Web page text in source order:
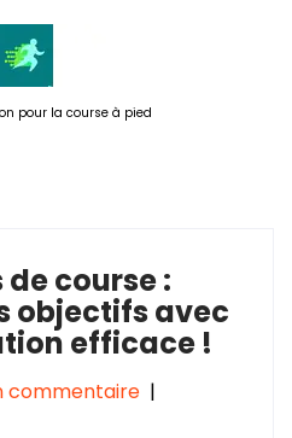
pour la course à pied
course :
objectifs avec
efficace !
commentaire |